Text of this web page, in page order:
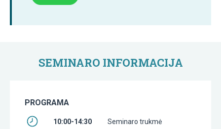
SEMINARO INFORMACIJA
PROGRAMA
10:00-14:30 Seminaro trukmė